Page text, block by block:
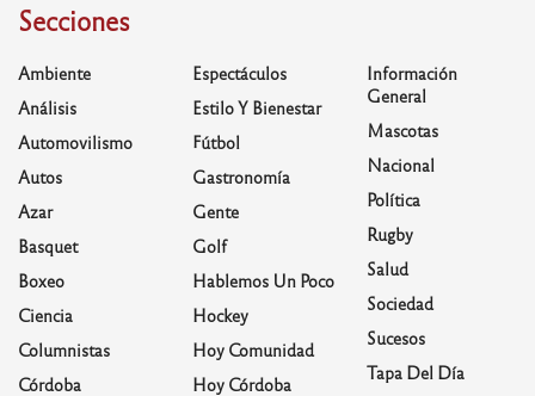
Secciones
Ambiente
Análisis
Automovilismo
Autos
Azar
Basquet
Boxeo
Ciencia
Columnistas
Córdoba
Espectáculos
Estilo Y Bienestar
Fútbol
Gastronomía
Gente
Golf
Hablemos Un Poco
Hockey
Hoy Comunidad
Hoy Córdoba
Información
General
Mascotas
Nacional
Política
Rugby
Salud
Sociedad
Sucesos
Tapa Del Día